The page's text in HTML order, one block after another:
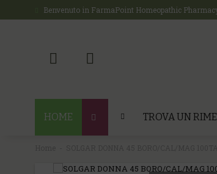
Benvenuto in FarmaPoint Homeopathic
HOME TROVA UN